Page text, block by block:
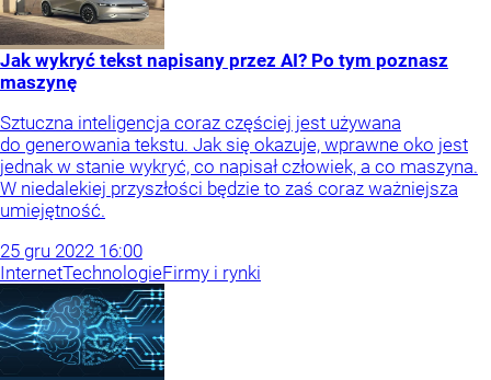
Jak wykryć tekst napisany przez AI? Po tym poznasz
maszynę
Sztuczna inteligencja coraz częściej jest używana
do generowania tekstu. Jak się okazuje, wprawne oko jest
jednak w stanie wykryć, co napisał człowiek, a co maszyna.
W niedalekiej przyszłości będzie to zaś coraz ważniejsza
umiejętność.
25 gru 2022 16:00
InternetTechnologieFirmy i rynki